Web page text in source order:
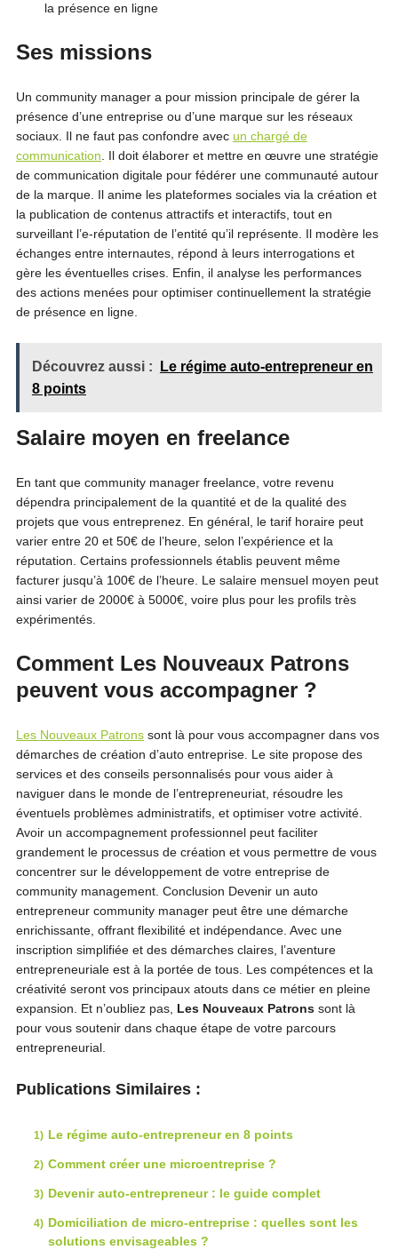
la présence en ligne
Ses missions
Un community manager a pour mission principale de gérer la
présence d’une entreprise ou d’une marque sur les réseaux
sociaux. Il ne faut pas confondre avec un chargé de
communication . Il doit élaborer et mettre en œuvre une stratégie
de communication digitale pour fédérer une communauté autour
de la marque. Il anime les plateformes sociales via la création et
la publication de contenus attractifs et interactifs, tout en
surveillant l’e-réputation de l’entité qu’il représente. Il modère les
échanges entre internautes, répond à leurs interrogations et
gère les éventuelles crises. Enfin, il analyse les performances
des actions menées pour optimiser continuellement la stratégie
de présence en ligne.
Découvrez aussi :
Le régime auto-entrepreneur en
8 points
Salaire moyen en freelance
En tant que community manager freelance, votre revenu
dépendra principalement de la quantité et de la qualité des
projets que vous entreprenez. En général, le tarif horaire peut
varier entre 20 et 50€ de l’heure, selon l’expérience et la
réputation. Certains professionnels établis peuvent même
facturer jusqu’à 100€ de l’heure. Le salaire mensuel moyen peut
ainsi varier de 2000€ à 5000€, voire plus pour les profils très
expérimentés.
Comment Les Nouveaux Patrons
peuvent vous accompagner ?
Les Nouveaux Patronssont là pour vous accompagner dans vos
démarches de création d’auto entreprise. Le site propose des
services et des conseils personnalisés pour vous aider à
naviguer dans le monde de l’entrepreneuriat, résoudre les
éventuels problèmes administratifs, et optimiser votre activité.
Avoir un accompagnement professionnel peut faciliter
grandement le processus de création et vous permettre de vous
concentrer sur le développement de votre entreprise de
community management. Conclusion Devenir un auto
entrepreneur community manager peut être une démarche
enrichissante, offrant flexibilité et indépendance. Avec une
inscription simplifiée et des démarches claires, l’aventure
entrepreneuriale est à la portée de tous. Les compétences et la
créativité seront vos principaux atouts dans ce métier en pleine
expansion. Et n’oubliez pas, Les Nouveaux Patronssont là
pour vous soutenir dans chaque étape de votre parcours
entrepreneurial.
Publications Similaires :
Le régime auto-entrepreneur en 8 points
Comment créer une microentreprise ?
Devenir auto-entrepreneur : le guide complet
Domiciliation de micro-entreprise : quelles sont les
solutions envisageables ?